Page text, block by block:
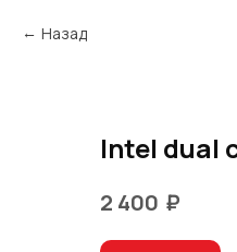
Назад
Intel dual
2 400 ₽